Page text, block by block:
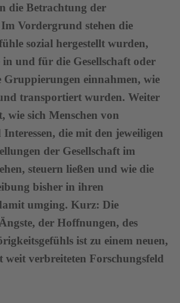
die Betrachtung der
Vordergrund stehen die
sozial hergestellt wurden,
in und für die Gesellschaft oder
Gruppierungen einnahmen, wie
transportiert wurden. Weiter
wie sich Menschen von
die mit den jeweiligen
der Gesellschaft im
steuern ließen und wie die
bisher in ihren
umging. Kurz: Die
der Hoffnungen, des
ist zu einem neuen,
weit verbreiteten Forschungsfeld